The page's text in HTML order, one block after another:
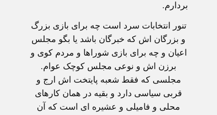
بردارم.
تنور انتخابات سرد است چه برای بازی بزرگ
و بزرگان اش که خبرگان باشد يا بگو مجلس
اعيان و چه برای بازی شوراها و مردم کوی و
برزن اش و نوعی مجلس کوچک عوام.
مجلسی که فقط شعبه پايتخت اش ارج و
قربی سياسی دارد و بقيه در همان کارهای
محلی و فاميلی و عشيره ای است که آن